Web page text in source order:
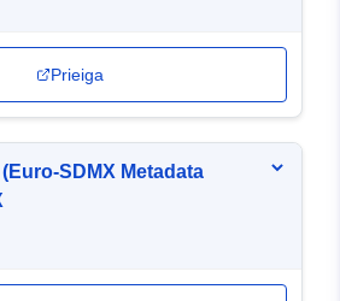
Prieiga
SDMX Metadata